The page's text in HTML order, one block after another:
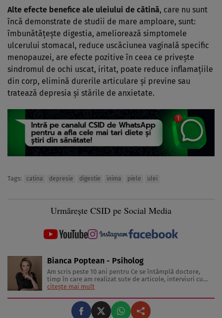
Alte efecte benefice ale uleiului de cătină, care nu sunt
încă demonstrate de studii de mare amploare, sunt:
îmbunătăţeşte digestia, ameliorează simptomele
ulcerului stomacal, reduce uscăciunea vaginală specific
menopauzei, are efecte pozitive în ceea ce priveşte
sindromul de ochi uscat, iritat, poate reduce inflamaţiile
din corp, elimină durerile articulare şi previne sau
tratează depresia şi stările de anxietate.
Tags: catina depresie digestie inima piele ulei
Urmărește CSID pe Social Media
Bianca Poptean - Psiholog
Am scris peste 10 ani pentru Ce se întâmplă doctore,
timp în care am realizat sute de articole, interviuri cu
medici și specialiști în diverse domenii, materiale video,
băieți minunați care mi-au oferit ocazia să văd lumea
citește mai mult